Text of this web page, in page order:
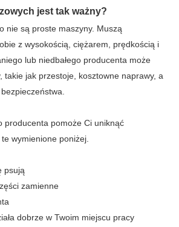
jest tak ważny?
nie są proste maszyny. Muszą
z wysokością, ciężarem, prędkością i
lub niedbałego producenta może
takie jak przestoje, kosztowne naprawy, a
producenta pomoże Ci uniknąć
wymienione poniżej.
psują
zamienne
dobrze w Twoim miejscu pracy